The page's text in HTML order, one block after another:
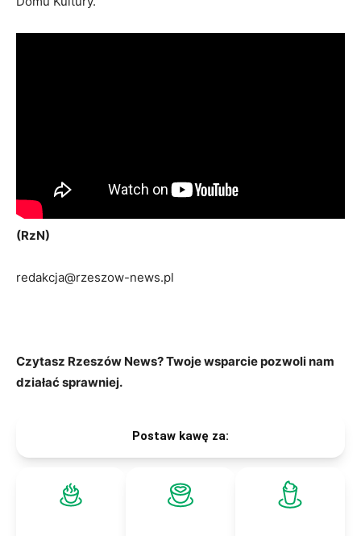
(RzN)
redakcja@rzeszow-news.pl
Czytasz Rzeszów News? Twoje wsparcie pozwoli nam
działać sprawniej.
Postaw kawę za: